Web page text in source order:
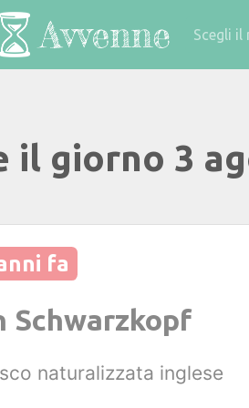
Scegli il
il giorno 3
fa
Schwarzkopf
naturalizzata inglese